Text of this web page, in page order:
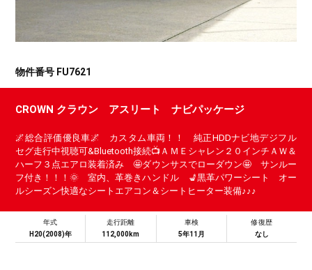
物件番号 FU7621
CROWN クラウン アスリート ナビパッケージ
🌌総合評価優良車🌌 カスタム車両！！ 純正HDDナビ地デジフル
セグ走行中視聴可&Bluetooth接続📺ＡＭＥシャレン２０インチＡＷ＆
ハーフ３点エアロ装着済み 🤩ダウンサスでローダウン🤩 サンルー
フ付き！！！🌞 室内、革巻きハンドル 💺黒革パワーシート オー
ルシーズン快適なシートエアコン＆シートヒーター装備♪♪♪
年式
H20(2008)年
走行距離
112,000km
車検
5年11月
修復歴
なし